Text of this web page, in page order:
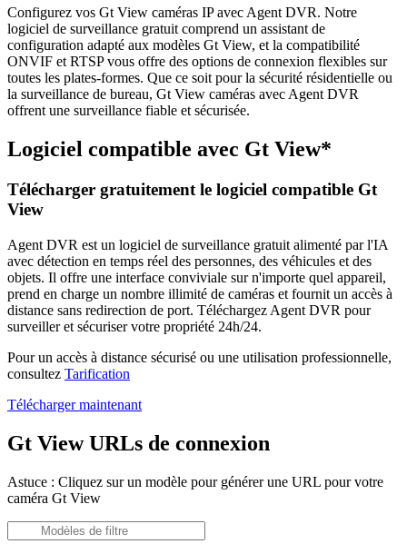
Configurez vos Gt View caméras IP avec Agent DVR. Notre
logiciel de surveillance gratuit comprend un assistant de
configuration adapté aux modèles Gt View, et la compatibilité
ONVIF et RTSP vous offre des options de connexion flexibles sur
toutes les plates-formes. Que ce soit pour la sécurité résidentielle ou
la surveillance de bureau, Gt View caméras avec Agent DVR
offrent une surveillance fiable et sécurisée.
Logiciel compatible avec Gt View*
Télécharger gratuitement le logiciel compatible Gt
View
Agent DVR est un logiciel de surveillance gratuit alimenté par l'IA
avec détection en temps réel des personnes, des véhicules et des
objets. Il offre une interface conviviale sur n'importe quel appareil,
prend en charge un nombre illimité de caméras et fournit un accès à
distance sans redirection de port. Téléchargez Agent DVR pour
surveiller et sécuriser votre propriété 24h/24.
Pour un accès à distance sécurisé ou une utilisation professionnelle,
consultez Tarification
Télécharger maintenant
Gt View URLs de connexion
Astuce : Cliquez sur un modèle pour générer une URL pour votre
caméra Gt View